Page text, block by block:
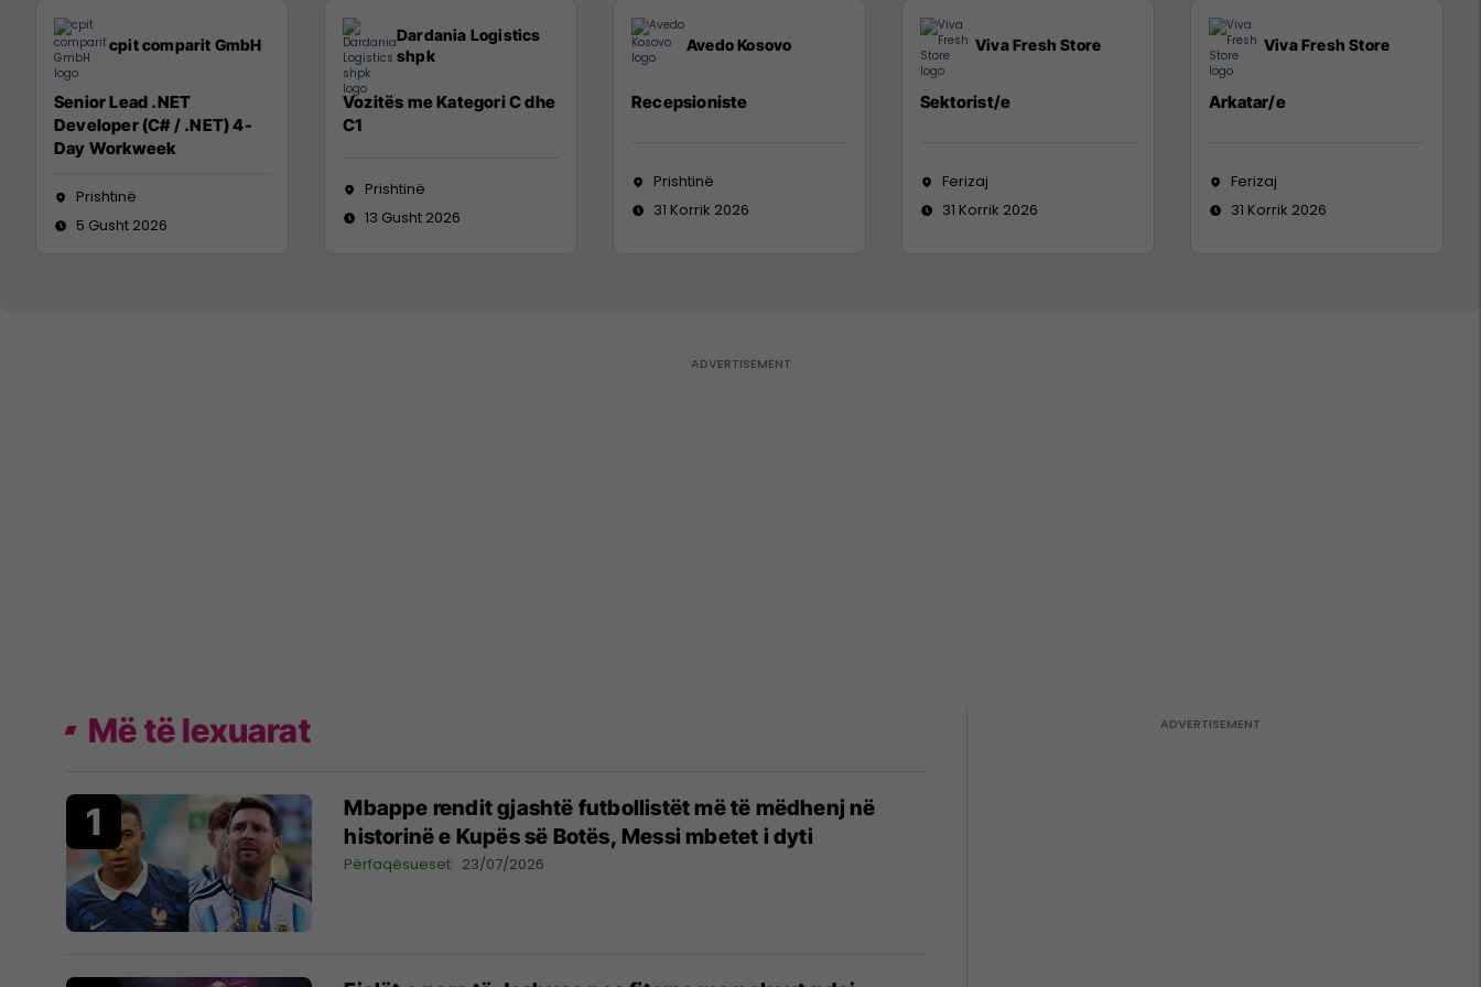
cpit comparit GmbH
Senior Lead .NET
Developer (C# / .NET) 4-
Day Workweek
Prishtinë
5 Gusht 2026
Dardania Logistics
shpk
Vozitës me Kategori C dhe
C1
Prishtinë
13 Gusht 2026
Avedo Kosovo
Recepsioniste
Prishtinë
31 Korrik 2026
Viva Fresh Store
Sektorist/e
Ferizaj
31 Korrik 2026
Viva Fresh Store
Arkatar/e
Ferizaj
31 Korrik 2026
Më të lexuarat
Mbappe rendit gjashtë futbollistët më të mëdhenj në
historinë e Kupës së Botës, Messi mbetet i dyti
Përfaqësueset 23/07/2026